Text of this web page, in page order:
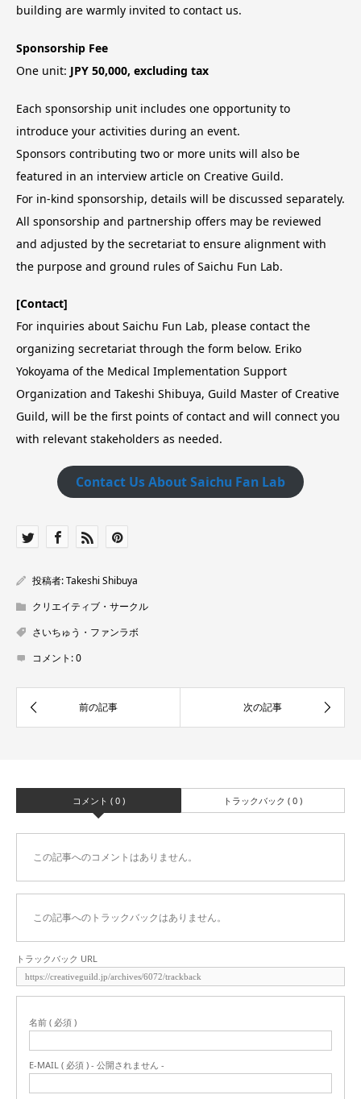
building are warmly invited to contact us.
Sponsorship Fee
One unit: JPY 50,000, excluding tax
Each sponsorship unit includes one opportunity to
introduce your activities during an event.
Sponsors contributing two or more units will also be
featured in an interview article on Creative Guild.
For in-kind sponsorship, details will be discussed separately.
All sponsorship and partnership offers may be reviewed
and adjusted by the secretariat to ensure alignment with
the purpose and ground rules of Saichu Fun Lab.
[Contact]
For inquiries about Saichu Fun Lab, please contact the
organizing secretariat through the form below. Eriko
Yokoyama of the Medical Implementation Support
Organization and Takeshi Shibuya, Guild Master of Creative
Guild, will be the first points of contact and will connect you
with relevant stakeholders as needed.
Contact Us About Saichu Fan Lab
投稿者:Takeshi Shibuya
クリエイティブ・サークル
さいちゅう・ファンラボ
コメント:0
コメント ( 0 ) トラックバック ( 0 )
この記事へのコメントはありません。
この記事へのトラックバックはありません。
トラックバック URL
名前 ( 必須 )
E-MAIL ( 必須 ) - 公開されません -